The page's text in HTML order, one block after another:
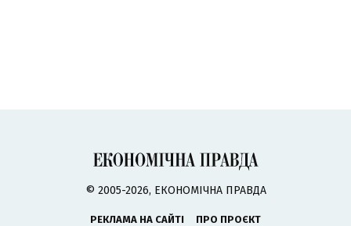
© 2005-2026, ЕКОНОМІЧНА ПРАВДА
РЕКЛАМА НА САЙТІ
ПРО ПРОЄКТ